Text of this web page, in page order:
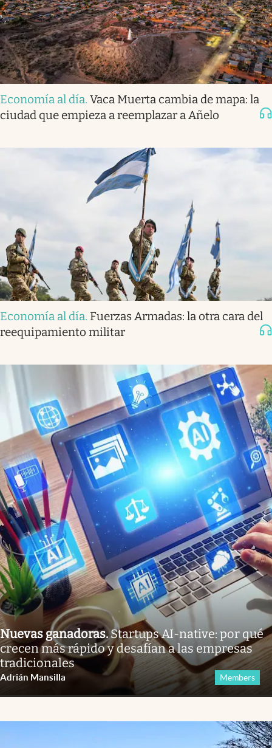
Economía al día. Vaca Muerta cambia de mapa: la
ciudad que empieza a reemplazar a Añelo
Economía al día. Fuerzas Armadas: la otra cara del
reequipamiento militar
Nuevas ganadoras.Startups AI-native: por qué
crecen más rápido y desafían a las empresas
tradicionales
Adrián Mansilla Members